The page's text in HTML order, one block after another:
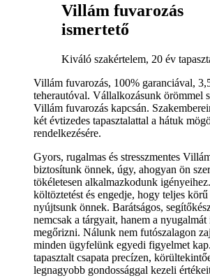
Villám fuvarozás
ismertető
Kiváló szakértelem, 20 év
Villám fuvarozás, 100% garanciával,
teherautóval. Vállalkozásunk örömmel
Villám fuvarozás kapcsán.
két évtizedes tapasztalattal a hátuk
rendelkezésére.
Gyors, rugalmas és stresszmentes
biztosítunk önnek, úgy, ahogyan ön
tökéletesen alkalmazkodunk
költöztetést és engedje, hogy teljes körű
nyújtsunk önnek. Barátságos,
nemcsak a tárgyait, hanem a
megőrizni. Nálunk nem futószalagon
minden ügyfelünk egyedi figyelmet
tapasztalt csapata precízen,
legnagyobb gondossággal kezeli